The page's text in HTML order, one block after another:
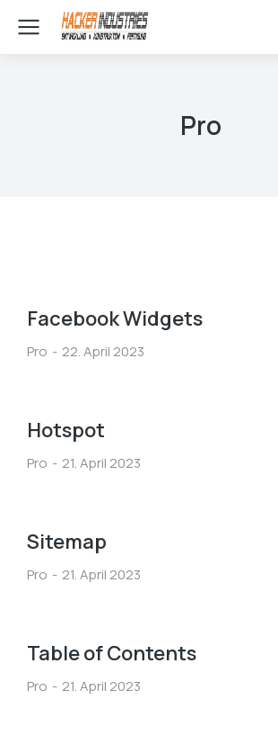
Pro
Facebook Widgets
Pro 22. April 2023
Hotspot
Pro 21. April 2023
Sitemap
Pro 21. April 2023
Table of Contents
Pro 21. April 2023